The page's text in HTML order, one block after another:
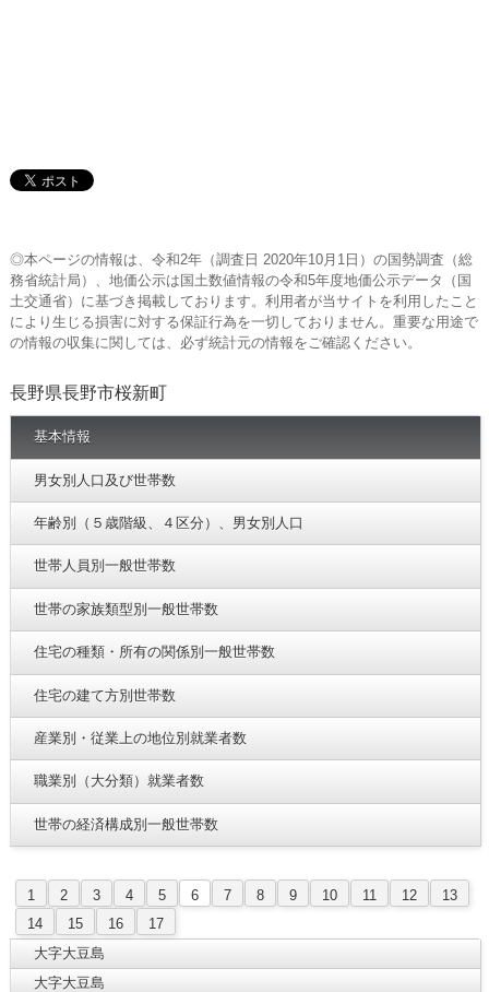
◎本ページの情報は、令和2年（調査日 2020年10月1日）の国勢調査（総
務省統計局）、地価公示は国土数値情報の令和5年度地価公示データ（国
土交通省）に基づき掲載しております。利用者が当サイトを利用したこと
により生じる損害に対する保証行為を一切しておりません。重要な用途で
の情報の収集に関しては、必ず統計元の情報をご確認ください。
長野県長野市桜新町
基本情報
男女別人口及び世帯数
年齢別（５歳階級、４区分）、男女別人口
世帯人員別一般世帯数
世帯の家族類型別一般世帯数
住宅の種類・所有の関係別一般世帯数
住宅の建て方別世帯数
産業別・従業上の地位別就業者数
職業別（大分類）就業者数
世帯の経済構成別一般世帯数
1 2 3 4 5 6 7 8 9 10 11 12
13
14
15 16
17
大字大豆島
大字大豆島